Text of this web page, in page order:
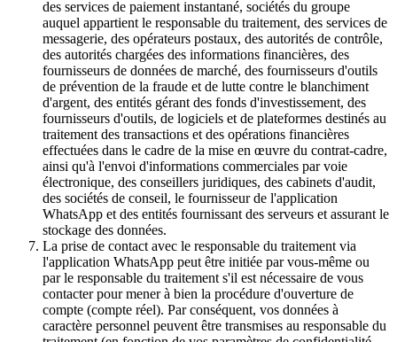
des services de paiement instantané, sociétés du groupe
auquel appartient le responsable du traitement, des services de
messagerie, des opérateurs postaux, des autorités de contrôle,
des autorités chargées des informations financières, des
fournisseurs de données de marché, des fournisseurs d'outils
de prévention de la fraude et de lutte contre le blanchiment
d'argent, des entités gérant des fonds d'investissement, des
fournisseurs d'outils, de logiciels et de plateformes destinés au
traitement des transactions et des opérations financières
effectuées dans le cadre de la mise en œuvre du contrat-cadre,
ainsi qu'à l'envoi d'informations commerciales par voie
électronique, des conseillers juridiques, des cabinets d'audit,
des sociétés de conseil, le fournisseur de l'application
WhatsApp et des entités fournissant des serveurs et assurant le
stockage des données.
La prise de contact avec le responsable du traitement via
l'application WhatsApp peut être initiée par vous-même ou
par le responsable du traitement s'il est nécessaire de vous
contacter pour mener à bien la procédure d'ouverture de
compte (compte réel). Par conséquent, vos données à
caractère personnel peuvent être transmises au responsable du